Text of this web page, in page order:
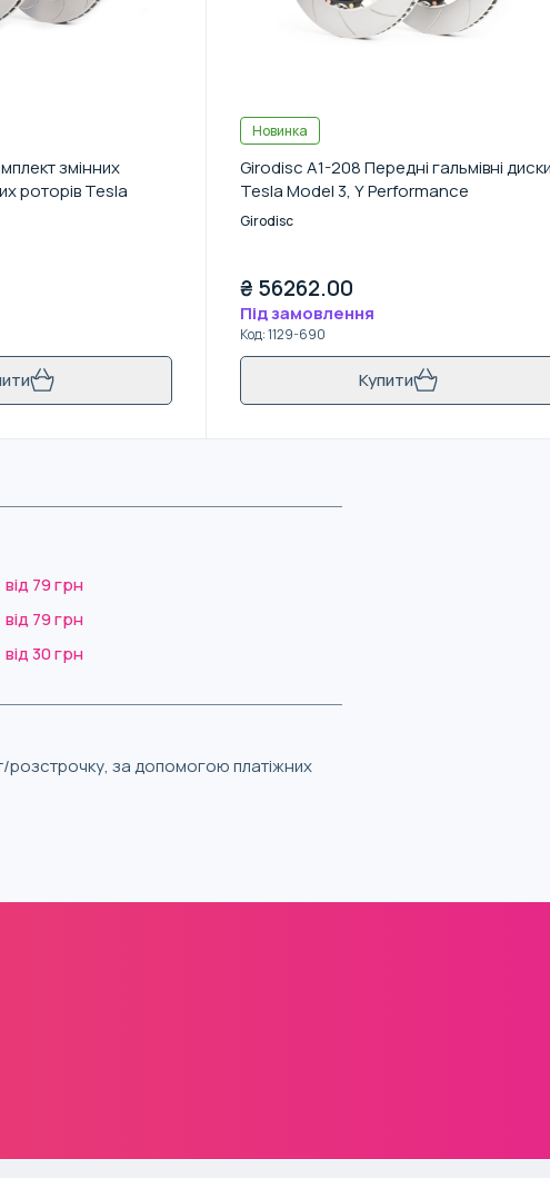
змінних
роторів Tesla
Новинка
Girodisc A1-208 Передні гальмівні
Tesla Model 3, Y Performance
Girodisc
₴ 56262.00
Під замовлення
Код:1129-690
Купити
від 79 грн
від 79 грн
від 30 грн
розстрочку, за допомогою платіжних